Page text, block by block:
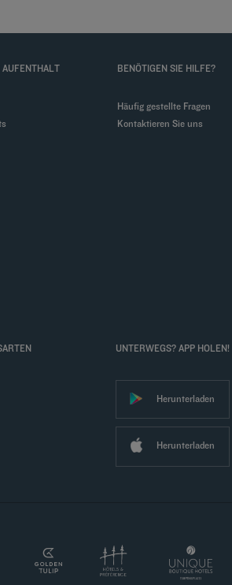
AUFENTHALT BENÖTIGEN SIE HILFE?
Häufig gestellte Fragen
Kontaktieren Sie uns
UNTERWEGS? APP HOLEN!
Herunterladen
Herunterladen